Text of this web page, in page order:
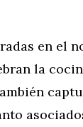
en el
la